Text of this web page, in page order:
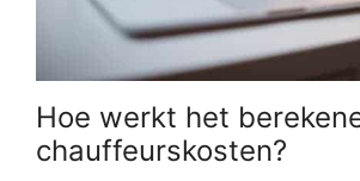
Hoe werkt het
chauffeurskosten?